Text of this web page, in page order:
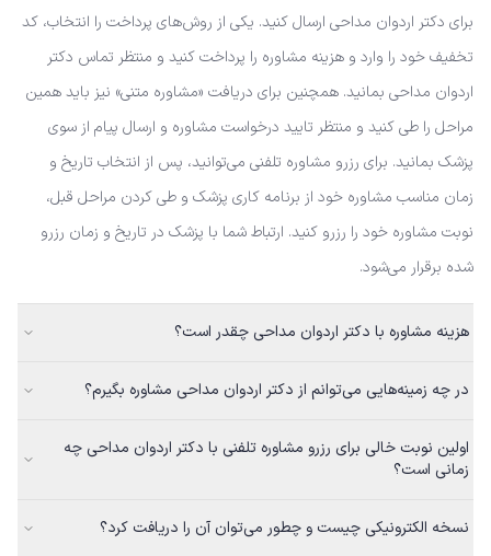
برای دکتر اردوان مداحی ارسال کنید. یکی از روش‌های پرداخت را انتخاب، کد
تخفیف خود را وارد و هزینه مشاوره را پرداخت کنید و منتظر تماس دکتر
اردوان مداحی بمانید. همچنین برای دریافت «مشاوره متنی» نیز باید همین
مراحل را طی کنید و منتظر تایید درخواست مشاوره و ارسال پیام از سوی
پزشک بمانید. برای رزرو مشاوره تلفنی می‌توانید، پس از انتخاب تاریخ و
زمان مناسب مشاوره خود از برنامه کاری پزشک و طی کردن مراحل قبل،
نوبت مشاوره خود را رزرو کنید. ارتباط شما با پزشک در تاریخ و زمان رزرو
شده برقرار می‌شود.
هزینه مشاوره با دکتر اردوان مداحی چقدر است؟
در چه زمینه‌هایی می‌توانم از دکتر اردوان مداحی مشاوره بگیرم؟
اولین نوبت خالی برای رزرو مشاوره تلفنی با دکتر اردوان مداحی چه
زمانی است؟
نسخه الکترونیکی چیست و چطور می‌توان آن را دریافت کرد؟